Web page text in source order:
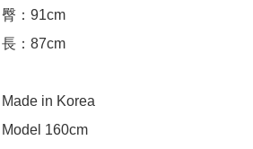
臀：91cm
長：87cm
Made in Korea
Model 160cm